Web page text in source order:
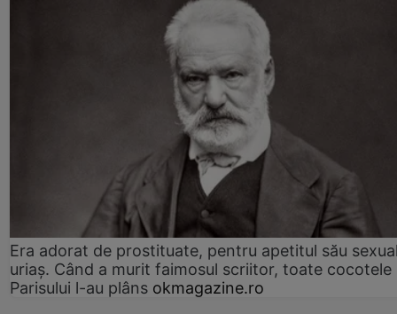
Era adorat de prostituate, pentru apetitul său
uriaș. Când a murit faimosul scriitor, toate cocotele
Parisului l-au plâns okmagazine.ro